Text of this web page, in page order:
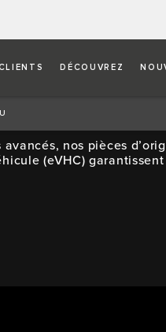
DÉCOUVREZ
nos pièces
(eVHC)